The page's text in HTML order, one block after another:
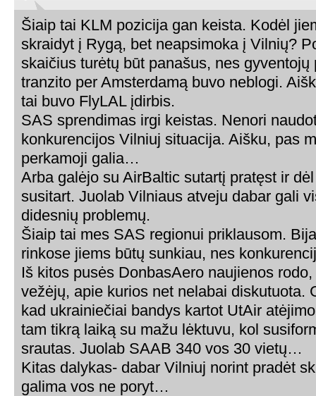
Šiaip tai KLM pozicija gan keista. Kodėl
skraidyt į Rygą, bet neapsimoka į Vilnių?
skaičius turėtų būt panašus, nes gyventojų
tranzito per Amsterdamą buvo neblogi.
tai buvo FlyLAL įdirbis.
SAS sprendimas irgi keistas. Nenori
konkurencijos Vilniuj situacija. Aišku, pas
perkamoji galia…
Arba galėjo su AirBaltic sutartį pratęst ir
susitart. Juolab Vilniaus atveju dabar gali
didesnių problemų.
Šiaip tai mes SAS regionui priklausom.
rinkose jiems būtų sunkiau, nes
Iš kitos pusės DonbasAero naujienos
vežėjų, apie kurios net nelabai diskutuota.
kad ukrainiečiai bandys kartot UtAir
tam tikrą laiką su mažu lėktuvu, kol
srautas. Juolab SAAB 340 vos 30 vietų…
Kitas dalykas- dabar Vilniuj norint pradėt
galima vos ne poryt…